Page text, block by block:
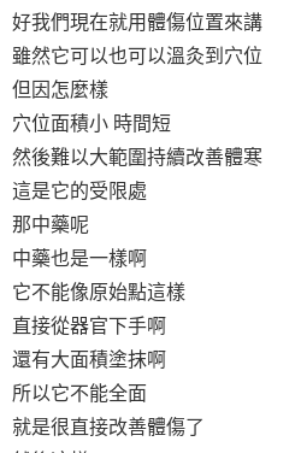
好我們現在就用體傷位置來講
雖然它可以也可以溫灸到穴位
但因怎麼樣
穴位面積小 時間短
然後難以大範圍持續改善體寒
這是它的受限處
那中藥呢
中藥也是一樣啊
它不能像原始點這樣
直接從器官下手啊
還有大面積塗抹啊
所以它不能全面
就是很直接改善體傷了